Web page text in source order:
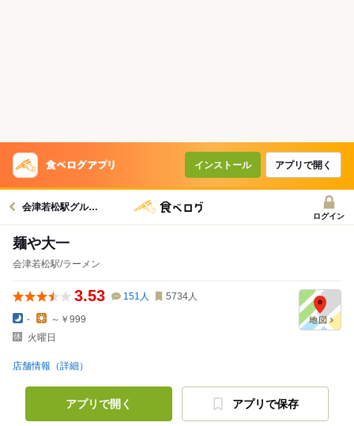
インストール アプリで開く
会津若松駅グルメへ
ログイン
麺や大一
会津若松駅/ラーメン
3.53 151 人 5734人
-
～￥999
火曜日
店舗情報（詳細）
アプリで開く アプリで保存